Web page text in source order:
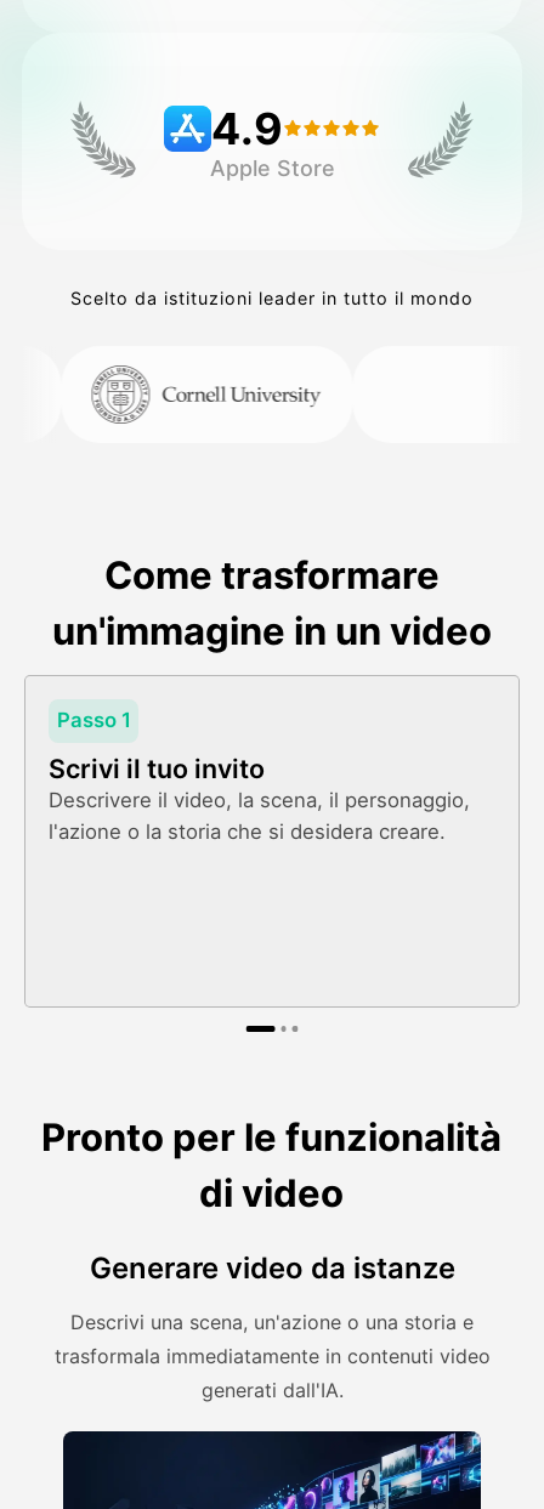
4.9
Apple Store
Scelto da istituzioni leader in tutto il mondo
Come trasformare
un'immagine in un video
Passo 1
Scrivi il tuo invito
Descrivere il video, la scena, il personaggio,
l'azione o la storia che si desidera creare.
Pronto per le funzionalità
di video
Generare video da istanze
Descrivi una scena, un'azione o una storia e
trasformala immediatamente in contenuti video
generati dall'IA.